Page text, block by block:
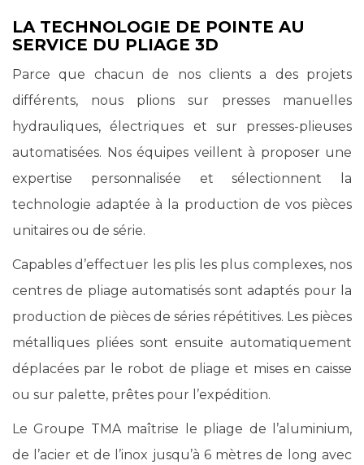
LA TECHNOLOGIE DE POINTE AU
SERVICE DU PLIAGE 3D
Parce que chacun de nos clients a des projets
différents, nous plions sur presses manuelles
hydrauliques, électriques et sur presses-plieuses
automatisées. Nos équipes veillent à proposer une
expertise personnalisée et sélectionnent la
technologie adaptée à la production de vos pièces
unitaires ou de série.
Capables d’effectuer les plis les plus complexes, nos
centres de pliage automatisés sont adaptés pour la
production de pièces de séries répétitives. Les pièces
métalliques pliées sont ensuite automatiquement
déplacées par le robot de pliage et mises en caisse
ou sur palette, prêtes pour l’expédition.
Le Groupe TMA maîtrise le pliage de l’aluminium,
de l’acier et de l’inox jusqu’à 6 mètres de long avec